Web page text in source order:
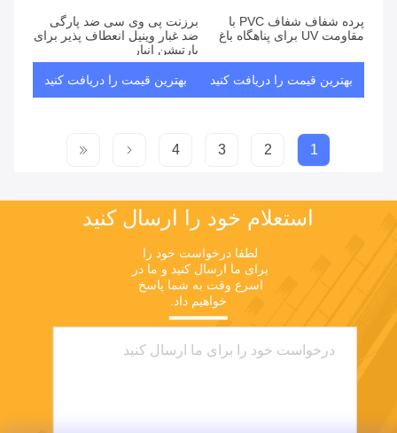
پرده شفاف شفاف PVC با
مقاومت UV برای پناهگاه باغ
بهترین قیمت را دریافت کنید
برزنت پی وی سی ضد پارگی
ضد غبار وینیل انعطاف پذیر برای
پارتیشن انبار
بهترین قیمت را دریافت کنید
1
2
3
4
استعلام خود را ارسال کنید
خواهیم داد.